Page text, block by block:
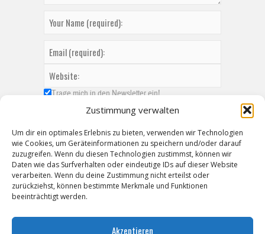
Zustimmung verwalten
Um dir ein optimales Erlebnis zu bieten, verwenden wir Technologien
wie Cookies, um Geräteinformationen zu speichern und/oder darauf
zuzugreifen. Wenn du diesen Technologien zustimmst, können wir
Daten wie das Surfverhalten oder eindeutige IDs auf dieser Website
verarbeiten. Wenn du deine Zustimmung nicht erteilst oder
zurückziehst, können bestimmte Merkmale und Funktionen
beeinträchtigt werden.
Akzeptieren
Trage mich in den Newsletter ein!